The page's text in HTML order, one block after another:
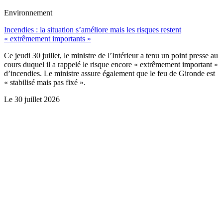
Environnement
Incendies : la situation s’améliore mais les risques restent
« extrêmement importants »
Ce jeudi 30 juillet, le ministre de l’Intérieur a tenu un point presse au
cours duquel il a rappelé le risque encore « extrêmement important »
d’incendies. Le ministre assure également que le feu de Gironde est
« stabilisé mais pas fixé ».
Le 30 juillet 2026